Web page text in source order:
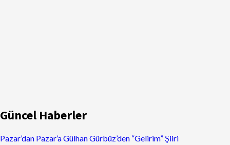
Güncel Haberler
Pazar’dan Pazar’a Gülhan Gürbüz’den “Gelirim” Şiiri